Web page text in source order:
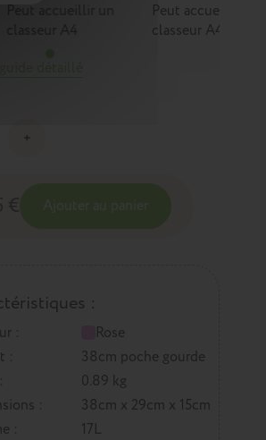
Peut accueillir un
Peut accueillir un
classeur A4
:
:
Rose
:
38cm poche gourde
0.89 kg
:
38cm x 29cm x 15cm
:
17L